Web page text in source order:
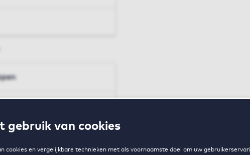
gebruik van cookies
cookies en vergelijkbare technieken met als voornaamste doel om uw
toewijzing